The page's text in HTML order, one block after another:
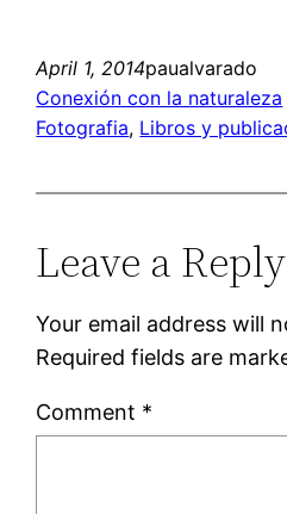
April 1, 2014paualvarado
Conexión con la naturaleza
Fotografia, Libros y
Leave a Reply
Your email address will
Required fields are
Comment *